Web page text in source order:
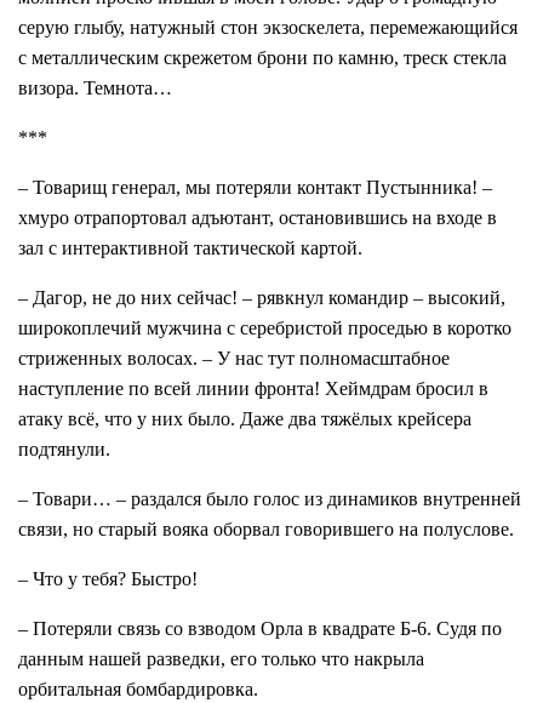
серую глыбу, натужный стон экзоскелета, перемежающийся
с металлическим скрежетом брони по камню, треск стекла
визора. Темнота…
***
– Товарищ генерал, мы потеряли контакт Пустынника! –
хмуро отрапортовал адъютант, остановившись на входе в
зал с интерактивной тактической картой.
– Дагор, не до них сейчас! – рявкнул командир – высокий,
широкоплечий мужчина с серебристой проседью в коротко
стриженных волосах. – У нас тут полномасштабное
наступление по всей линии фронта! Хеймдрам бросил в
атаку всё, что у них было. Даже два тяжёлых крейсера
подтянули.
– Товари… – раздался было голос из динамиков внутренней
связи, но старый вояка оборвал говорившего на полуслове.
– Что у тебя? Быстро!
– Потеряли связь со взводом Орла в квадрате Б-6. Судя по
данным нашей разведки, его только что накрыла
орбитальная бомбардировка.